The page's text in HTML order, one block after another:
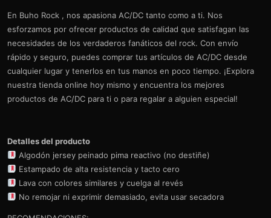
En Buho Rock , nos apasiona AC/DC tanto como a ti. Nos
esforzamos por ofrecer productos de calidad que satisfagan las
necesidades de los verdaderos fanáticos del rock. Con envío
rápido y seguro, puedes comprar tus artículos de AC/DC desde
cualquier lugar y tenerlos en tus manos en poco tiempo. ¡Explora
nuestra tienda online hoy mismo y encuentra los mejores
productos de AC/DC para ti o para regalar a alguien especial!
Detalles del producto
Algodón jersey peinado pima reactivo (no destiñe)
Estampado de alta resistencia y tacto cero
Lava con colores similares y cuelga al revés
No remojar ni exprimir demasiado, evita usar secadora